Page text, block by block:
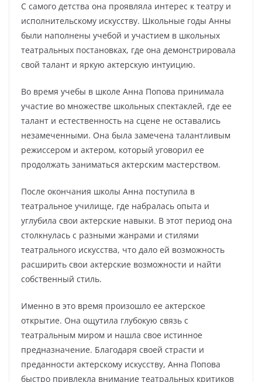
С самого детства она проявляла интерес к театру и
исполнительскому искусству. Школьные годы Анны
были наполнены учебой и участием в школьных
театральных постановках, где она демонстрировала
свой талант и яркую актерскую интуицию.
Во время учебы в школе Анна Попова принимала
участие во множестве школьных спектаклей, где ее
талант и естественность на сцене не оставались
незамеченными. Она была замечена талантливым
режиссером и актером, который уговорил ее
продолжать заниматься актерским мастерством.
После окончания школы Анна поступила в
театральное училище, где набралась опыта и
углубила свои актерские навыки. В этот период она
столкнулась с разными жанрами и стилями
театрального искусства, что дало ей возможность
расширить свои актерские возможности и найти
собственный стиль.
Именно в это время произошло ее актерское
открытие. Она ощутила глубокую связь с
театральным миром и нашла свое истинное
предназначение. Благодаря своей страсти и
преданности актерскому искусству, Анна Попова
быстро привлекла внимание театральных критиков